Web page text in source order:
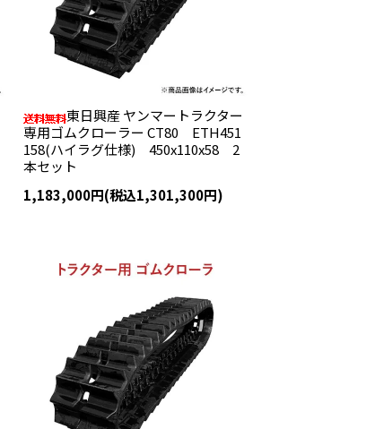
東日興産 ヤンマートラクター
専用ゴムクローラー CT80 ETH451
158(ハイラグ仕様) 450x110x58 2
本セット
1,183,000円(税込1,301,300円)